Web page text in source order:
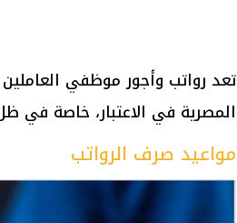
تعد رواتب وأجور موظفي
المصرية في الاعتبار، خاصة في
مواعيد صرف الرواتب